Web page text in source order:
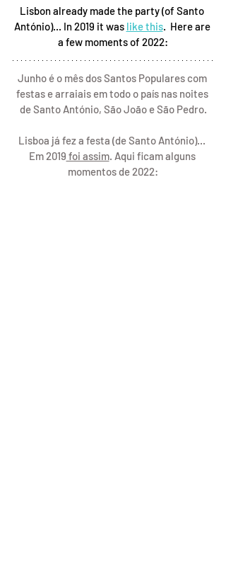
Lisbon already made the party (of Santo
António)... In 2019 it was like this.  Here are
a few moments of 2022:
Junho é o mês dos Santos Populares com
festas e arraiais em todo o país nas noites
de Santo António, São João e São Pedro.
Lisboa já fez a festa (de Santo António)...
Em 2019 foi assim. Aqui ficam alguns
momentos de 2022: